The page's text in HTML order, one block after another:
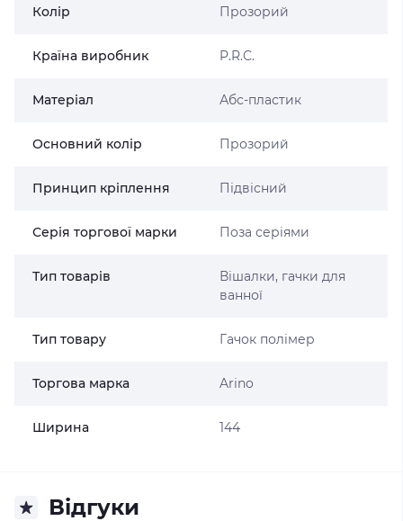
Колір Прозорий
Країна виробник P.R.C.
Матеріал Абс-пластик
Основний колір Прозорий
Принцип кріплення Підвісний
Серія торгової марки Поза серіями
Тип товарів
Вішалки, гачки для
ванної
Тип товару Гачок полімер
Торгова марка Arino
Ширина 144
Відгуки